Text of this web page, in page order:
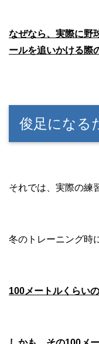
なぜなら、実際に野
ールを追いかける際
俊足になる
それでは、実際の練
冬のトレーニング時
100メートルくらい